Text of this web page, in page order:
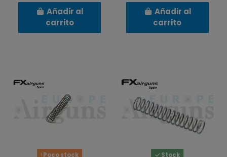
Añadir al
carrito
Añadir al
carrito
Poco stock Stock